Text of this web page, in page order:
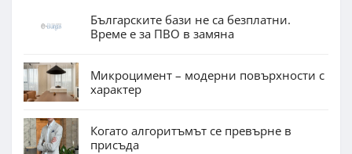
Българските бази не са безплатни.
Време е за ПВО в замяна
Микроцимент – модерни повърхности с
характер
Когато алгоритъмът се превърне в
присъда